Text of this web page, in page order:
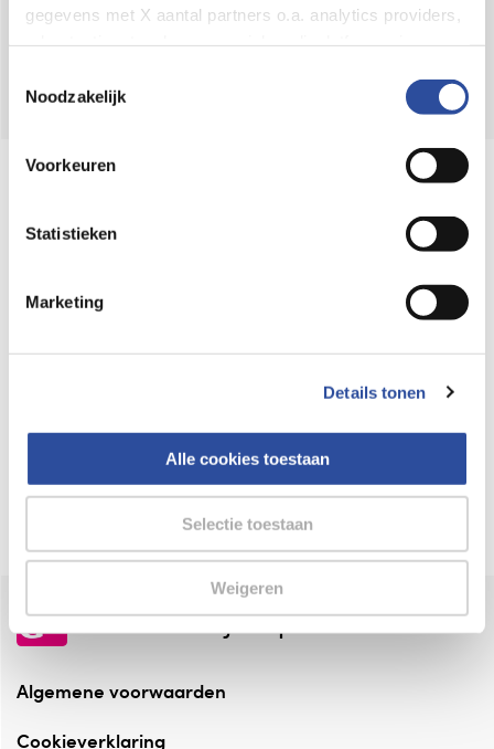
gegevens met X aantal partners o.a. analytics providers,
en de bewaartermijnen per categorie. Je kunt je keuze op
gegevensverwerking staat in de
Privacyverklaring
Noodzakelijk
Voorkeuren
Statistieken
Marketing
Details tonen
Alle cookies toestaan
Selectie toestaan
Weigeren
VolgDAop:
Online aanbieder medicijnen
webshop mag verkopen.
⁠Verantwoorde zorg, ⁠ook online.
Altijd onze folder bij de hand
Check onze folders ⁠bij AlleFolders.
de vriendelijke specialist
Algemene voorwaarden
Cookieverklaring